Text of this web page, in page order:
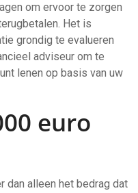
om ervoor te zorgen
Het is
grondig te evalueren
adviseur om te
lenen op basis van uw
euro
dan alleen het bedrag dat